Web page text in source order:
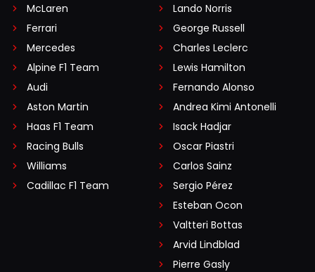
McLaren
Ferrari
Mercedes
Alpine F1 Team
Audi
Aston Martin
Haas F1 Team
Racing Bulls
Williams
Cadillac F1 Team
Lando Norris
George Russell
Charles Leclerc
Lewis Hamilton
Fernando Alonso
Andrea Kimi Antonelli
Isack Hadjar
Oscar Piastri
Carlos Sainz
Sergio Pérez
Esteban Ocon
Valtteri Bottas
Arvid Lindblad
Pierre Gasly